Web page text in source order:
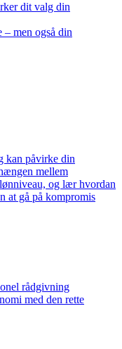
dit valg din
men også din
kan påvirke din
mellem
og lær hvordan
at gå på kompromis
rådgivning
med den rette